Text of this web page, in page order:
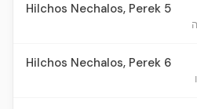
Hilchos Nechalos, Perek 5
Hilchos Nechalos, Perek 6